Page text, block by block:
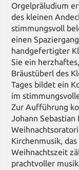
Orgelpräludium
des kleinen
stimmungsvoll
einen
handgefertigter
Sie ein
Bräustüberl des
Tages bildet ein
im
Zur Aufführung
Johann Sebastian
Kirchenmusik,
Weihnachtszeit
prachtvoller